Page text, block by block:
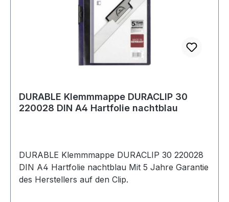
DURABLE Klemmmappe DURACLIP 30
220028 DIN A4 Hartfolie nachtblau
DURABLE Klemmmappe DURACLIP 30 220028
DIN A4 Hartfolie nachtblau Mit 5 Jahre Garantie
des Herstellers auf den Clip.